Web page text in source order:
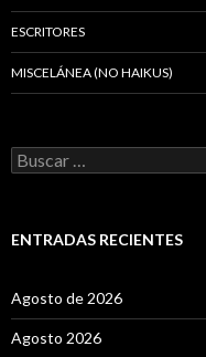
ESCRITORES
MISCELÁNEA (NO HAIKUS)
B
u
a
ENTRADAS RECIENTES
Agosto de 2026
Agosto 2026